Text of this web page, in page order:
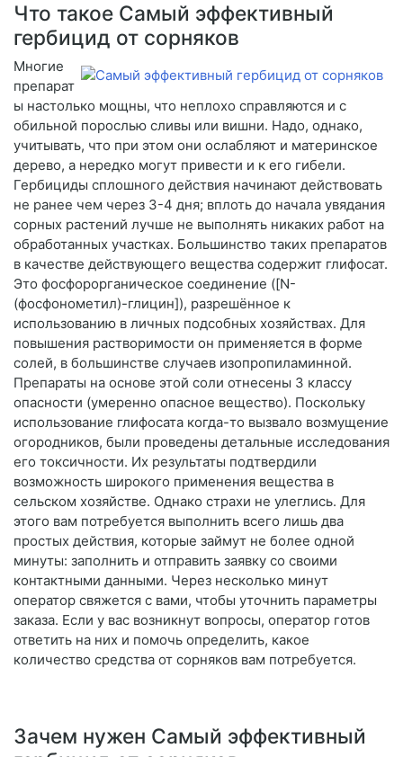
Что такое Самый эффективный
гербицид от сорняков
Многие
препарат
ы настолько мощны, что неплохо справляются и с
обильной порослью сливы или вишни. Надо, однако,
учитывать, что при этом они ослабляют и материнское
дерево, а нередко могут привести и к его гибели.
Гербициды сплошного действия начинают действовать
не ранее чем через 3-4 дня; вплоть до начала увядания
сорных растений лучше не выполнять никаких работ на
обработанных участках. Большинство таких препаратов
в качестве действующего вещества содержит глифосат.
Это фосфорорганическое соединение ([N-
(фосфонометил)-глицин]), разрешённое к
использованию в личных подсобных хозяйствах. Для
повышения растворимости он применяется в форме
солей, в большинстве случаев изопропиламинной.
Препараты на основе этой соли отнесены 3 классу
опасности (умеренно опасное вещество). Поскольку
использование глифосата когда-то вызвало возмущение
огородников, были проведены детальные исследования
его токсичности. Их результаты подтвердили
возможность широкого применения вещества в
сельском хозяйстве. Однако страхи не улеглись. Для
этого вам потребуется выполнить всего лишь два
простых действия, которые займут не более одной
минуты: заполнить и отправить заявку со своими
контактными данными. Через несколько минут
оператор свяжется с вами, чтобы уточнить параметры
заказа. Если у вас возникнут вопросы, оператор готов
ответить на них и помочь определить, какое
количество средства от сорняков вам потребуется.
Зачем нужен Самый эффективный